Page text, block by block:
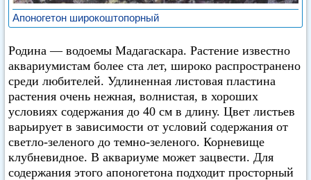
Апоногетон широкоштопорный
Родина — водоемы Мадагаскара. Растение известно
аквариумистам более ста лет, широко распространено
среди любителей. Удлиненная листовая пластина
растения очень нежная, волнистая, в хороших
условиях содержания до 40 см в длину. Цвет листьев
варьирует в зависимости от условий содержания от
светло-зеленого до темно-зеленого. Корневище
клубневидное. В аквариуме может зацвести. Для
содержания этого апоногетона подходит просторный